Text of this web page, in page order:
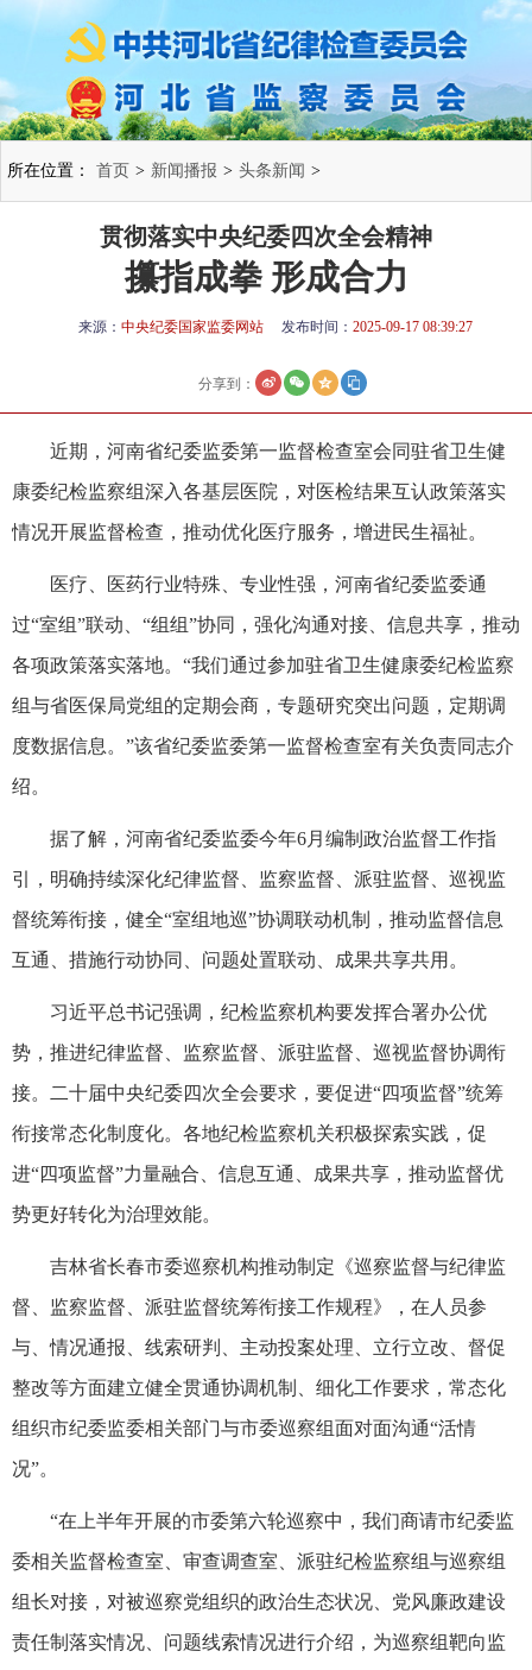
所在位置： 首页 > 新闻播报 > 头条新闻 >
贯彻落实中央纪委四次全会精神
攥指成拳 形成合力
来源： 中央纪委国家监委网站 发布时间： 2025-09-17 08:39:27
分享到：
近期，河南省纪委监委第一监督检查室会同驻省卫生健
康委纪检监察组深入各基层医院，对医检结果互认政策落实
情况开展监督检查，推动优化医疗服务，增进民生福祉。
医疗、医药行业特殊、专业性强，河南省纪委监委通
过“室组”联动、“组组”协同，强化沟通对接、信息共享，推动
各项政策落实落地。“我们通过参加驻省卫生健康委纪检监察
组与省医保局党组的定期会商，专题研究突出问题，定期调
度数据信息。”该省纪委监委第一监督检查室有关负责同志介
绍。
据了解，河南省纪委监委今年6月编制政治监督工作指
引，明确持续深化纪律监督、监察监督、派驻监督、巡视监
督统筹衔接，健全“室组地巡”协调联动机制，推动监督信息
互通、措施行动协同、问题处置联动、成果共享共用。
习近平总书记强调，纪检监察机构要发挥合署办公优
势，推进纪律监督、监察监督、派驻监督、巡视监督协调衔
接。二十届中央纪委四次全会要求，要促进“四项监督”统筹
衔接常态化制度化。各地纪检监察机关积极探索实践，促
进“四项监督”力量融合、信息互通、成果共享，推动监督优
势更好转化为治理效能。
吉林省长春市委巡察机构推动制定《巡察监督与纪律监
督、监察监督、派驻监督统筹衔接工作规程》，在人员参
与、情况通报、线索研判、主动投案处理、立行立改、督促
整改等方面建立健全贯通协调机制、细化工作要求，常态化
组织市纪委监委相关部门与市委巡察组面对面沟通“活情
况”。
“在上半年开展的市委第六轮巡察中，我们商请市纪委监
委相关监督检查室、审查调查室、派驻纪检监察组与巡察组
组长对接，对被巡察党组织的政治生态状况、党风廉政建设
责任制落实情况、问题线索情况进行介绍，为巡察组靶向监